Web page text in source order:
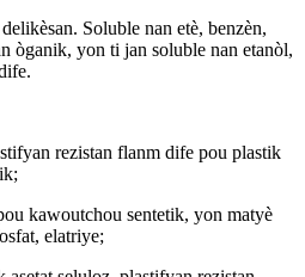
Soluble nan etè, benzèn,
òganik, yon ti jan soluble nan etanòl,
rezistan flanm dife pou plastik
kawoutchou sentetik, yon matyè
elatriye;